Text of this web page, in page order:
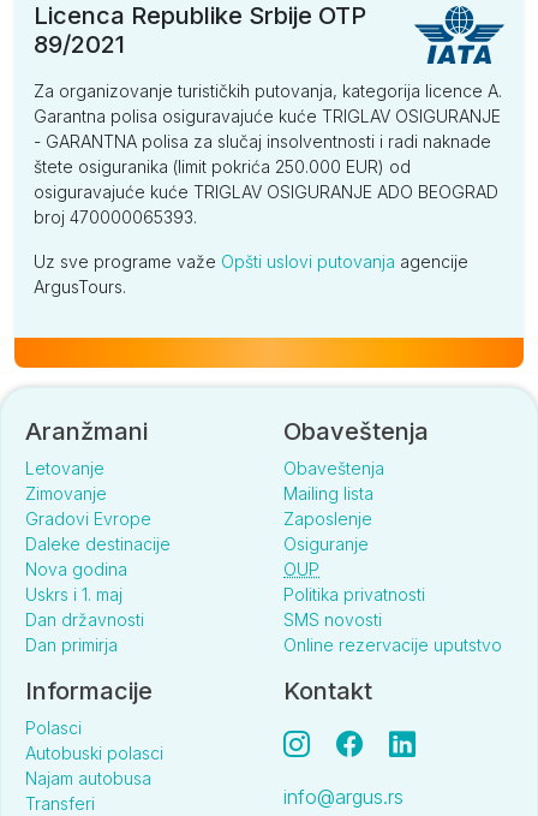
Licenca Republike Srbije OTP
89/2021
Za organizovanje turističkih putovanja, kategorija licence A.
Garantna polisa osiguravajuće kuće TRIGLAV OSIGURANJE
- GARANTNA polisa za slučaj insolventnosti i radi naknade
štete osiguranika (limit pokrića 250.000 EUR) od
osiguravajuće kuće TRIGLAV OSIGURANJE ADO BEOGRAD
broj 470000065393.
Uz sve programe važe Opšti uslovi putovanja agencije
ArgusTours.
Aranžmani
Letovanje
Zimovanje
Gradovi Evrope
Daleke destinacije
Nova godina
Uskrs i 1. maj
Dan državnosti
Dan primirja
Obaveštenja
Obaveštenja
Mailing lista
Zaposlenje
Osiguranje
OUP
Politika privatnosti
SMS novosti
Online rezervacije uputstvo
Informacije
Polasci
Autobuski polasci
Najam autobusa
Transferi
Kontakt
info@argus.rs